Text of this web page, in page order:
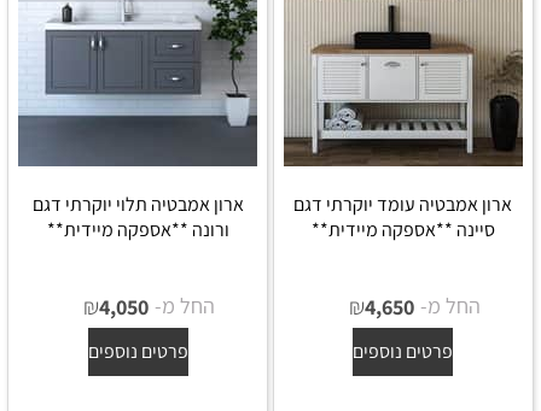
ארון אמבטיה עומד יוקרתי דגם
סיינה **אספקה מיידית**
החל מ- ₪4,650
פרטים נוספים
ארון אמבטיה תלוי יוקרתי דגם
ורונה **אספקה מיידית**
החל מ- ₪4,050
פרטים נוספים